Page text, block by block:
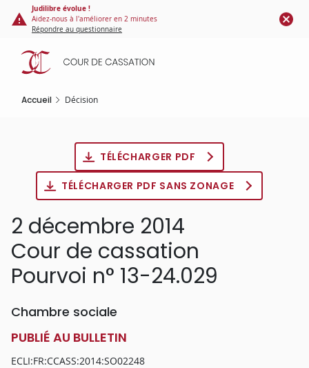
Panneau de gestion des cookies
contenu
principal
Judilibre évolue !
Aidez-nous à l'améliorer en 2 minutes
Répondre au questionnaire
Accueil Décision
TÉLÉCHARGER PDF
TÉLÉCHARGER PDF SANS ZONAGE
2 décembre 2014
Cour de cassation
Pourvoi n° 13-24.029
Chambre sociale
PUBLIÉ AU BULLETIN
ECLI:FR:CCASS:2014:SO02248